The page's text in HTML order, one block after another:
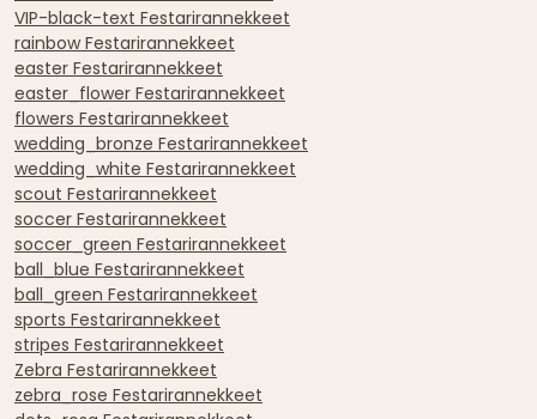
VIP-black-text Festarirannekkeet
rainbow Festarirannekkeet
easter Festarirannekkeet
easter_flower Festarirannekkeet
flowers Festarirannekkeet
wedding_bronze Festarirannekkeet
wedding_white Festarirannekkeet
scout Festarirannekkeet
soccer Festarirannekkeet
soccer_green Festarirannekkeet
ball_blue Festarirannekkeet
ball_green Festarirannekkeet
sports Festarirannekkeet
stripes Festarirannekkeet
Zebra Festarirannekkeet
zebra_rose Festarirannekkeet